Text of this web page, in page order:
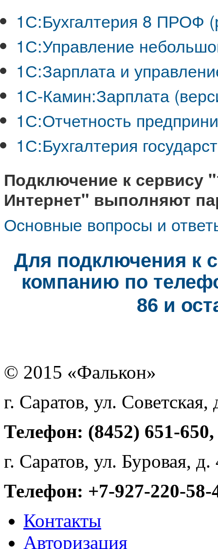
1С:Бухгалтерия 8 ПРОФ
1С:Управление
1С:Зарплата и
1С-Камин:Зарплата
1С:Отчетность
1С:Бухгалтерия
Подключение к сервису
Интернет" выполняют
Основные вопросы и
Для подключения к
компанию по
86 и
© 2015 «Фалькон»
г. Саратов, ул. Советская,
Телефон: (8452) 651-650,
г. Саратов, ул. Буровая,
Телефон: +7-927-220-58-
Контакты
Авторизация